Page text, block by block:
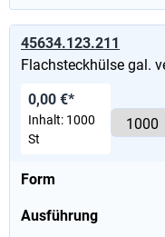
45634.123.211
Flachsteckhülse gal.
Form
Ausführung
0,00 €*
Inhalt: 1000
St